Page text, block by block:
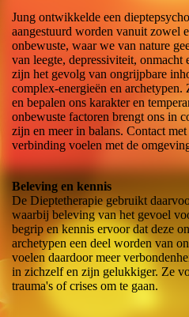
Jung ontwikkelde een
aangestuurd worden vanuit zowel
onbewuste, waar we van nature
van leegte, depressiviteit,
zijn het gevolg van ongrijpbare
complex-energieën en
en bepalen ons karakter en
onbewuste factoren brengt ons in
zijn en meer in balans. Contact
verbinding voelen met de
Beleving en kennis
De Dieptetherapie gebruikt
waarbij beleving van het gevoel
begrip en kennis ervoor dat deze
archetypen een deel worden van
voelen daardoor meer
in zichzelf en zijn gelukkiger. Ze
trauma's of crises om te gaan.